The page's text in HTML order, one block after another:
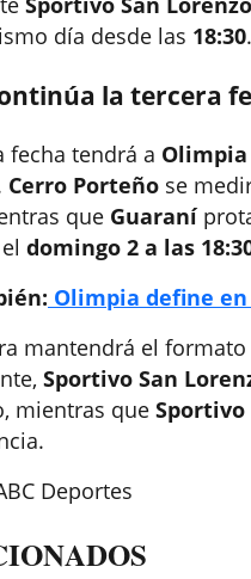
día desde las 18:30.
la tercera
fecha tendrá a Olimpia
Cerro Porteño se
que Guaraní
el domingo 2 a las
Olimpia define
mantendrá el
Sportivo San
mientras que
Deportes